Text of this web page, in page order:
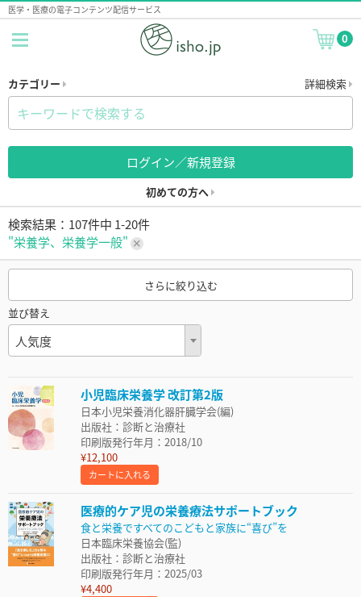
医学・医療の電子コンテンツ配信サービス
0
カテゴリー 詳細検索
ログイン／新規登録
初めての方へ
検索結果：107件中 1-20件
"栄養学、栄養学一般"
さらに絞り込む
並び替え
人気度
小児臨床栄養学 改訂第2版
日本小児栄養消化器肝臓学会(編)
出版社：診断と治療社
印刷版発行年月：2018/10
¥12,100
カートに入れる
医療的ケア児の栄養療法サポートブック
食と栄養ですべてのこどもと家族に“喜び”を
日本臨床栄養協会(監)
出版社：診断と治療社
印刷版発行年月：2025/03
¥4,400